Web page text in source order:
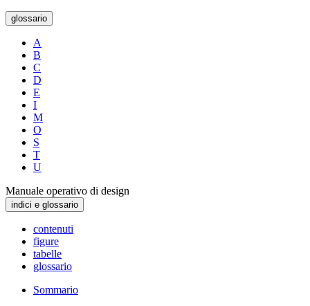
glossario
A
B
C
D
E
I
M
O
S
T
U
Manuale operativo di design
indici e glossario
contenuti
figure
tabelle
glossario
Sommario